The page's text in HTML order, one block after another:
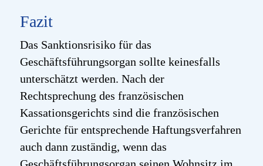
Fazit
Das Sanktionsrisiko für das
Geschäftsführungsorgan sollte keinesfalls
unterschätzt werden. Nach der
Rechtsprechung des französischen
Kassationsgerichts sind die französischen
Gerichte für entsprechende Haftungsverfahren
auch dann zuständig, wenn das
Geschäftsführungsorgan seinen Wohnsitz im